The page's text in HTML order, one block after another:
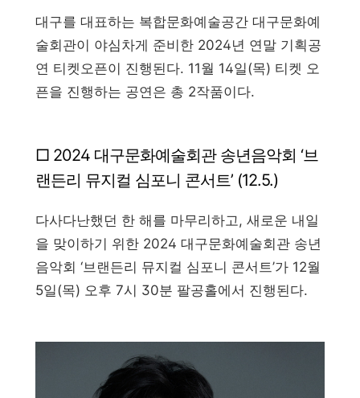
대구를 대표하는 복합문화예술공간 대구문화예
술회관이 야심차게 준비한 2024년 연말 기획공
연 티켓오픈이 진행된다. 11월 14일(목) 티켓 오
픈을 진행하는 공연은 총 2작품이다.
□ 2024 대구문화예술회관 송년음악회 ‘브
랜든리 뮤지컬 심포니 콘서트’ (12.5.)
다사다난했던 한 해를 마무리하고, 새로운 내일
을 맞이하기 위한 2024 대구문화예술회관 송년
음악회 ‘브랜든리 뮤지컬 심포니 콘서트’가 12월
5일(목) 오후 7시 30분 팔공홀에서 진행된다.